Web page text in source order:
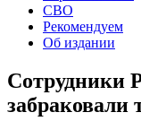
СВО
Рекомендуем
Об издании
Сотрудники
забраковали